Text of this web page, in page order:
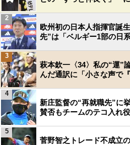
欧州初の日本人指揮官誕
先”は「ベルギー1部の日
2
萩本欽一〈34〉私の“運
んだ通訳に「小さな声で
3
新庄監督の“再就職先”に
賛否もチームのテコ入れ
4
菅野智之トレード不成立
5